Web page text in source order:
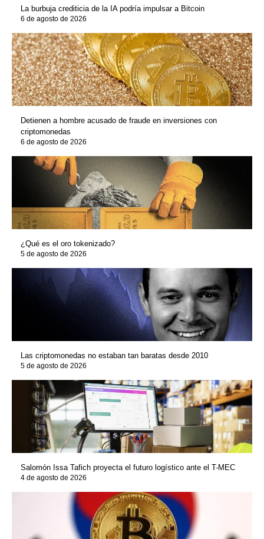
La burbuja crediticia de la IA podría impulsar a Bitcoin
6 de agosto de 2026
Detienen a hombre acusado de fraude en inversiones con
criptomonedas
6 de agosto de 2026
¿Qué es el oro tokenizado?
5 de agosto de 2026
Las criptomonedas no estaban tan baratas desde 2010
5 de agosto de 2026
Salomón Issa Tafich proyecta el futuro logístico ante el T-MEC
4 de agosto de 2026